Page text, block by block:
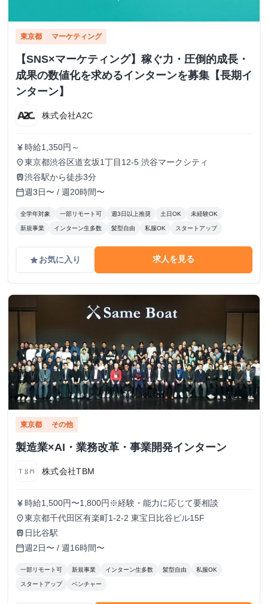
東京都 マーケティング
【SNS×マーケティング】稼ぐ力・圧倒的成長・
成果の数値化を求めるインターンを募集【長期イ
ンターン】
株式会社A2C
currency_yen 時給1,350円～
place東京都渋谷区道玄坂1丁目12-5 渋谷マークシティ
train渋谷駅から徒歩3分
calendar_today週3日〜 / 週20時間〜
全学年対象 一部リモート可 週3日以上推奨 土日OK 未経験OK
新規事業 インターン生多数 髪型自由 私服OK スタートアップ
gradeお気に入り 求人を見る
東京都 その他
製造業×AI・業務改革・事業開発インターン
株式会社TBM
currency_yen 時給1,500円〜1,800円※経験・能力に応じて要相談
place東京都千代田区有楽町1-2-2 東宝日比谷ビル15F
train 日比谷駅
calendar_today週2日〜 / 週16時間〜
一部リモート可 新規事業 インターン生多数 髪型自由 私服OK
スタートアップ ベンチャー